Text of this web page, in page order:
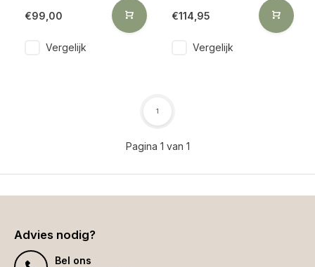
€99,00
Vergelijk
€114,95
Vergelijk
Pagina 1 van 1
1
Advies nodig?
Bel ons